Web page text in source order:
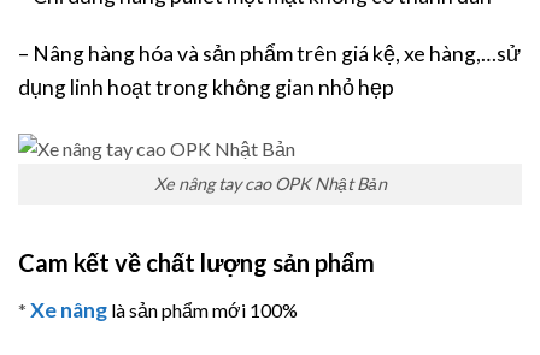
– Nâng hàng hóa và sản phẩm trên giá kệ, xe hàng,…sử
dụng linh hoạt trong không gian nhỏ hẹp
Xe nâng tay cao OPK Nhật Bản
Cam kết về chất lượng sản phẩm
* Xe nâng là sản phẩm mới 100%